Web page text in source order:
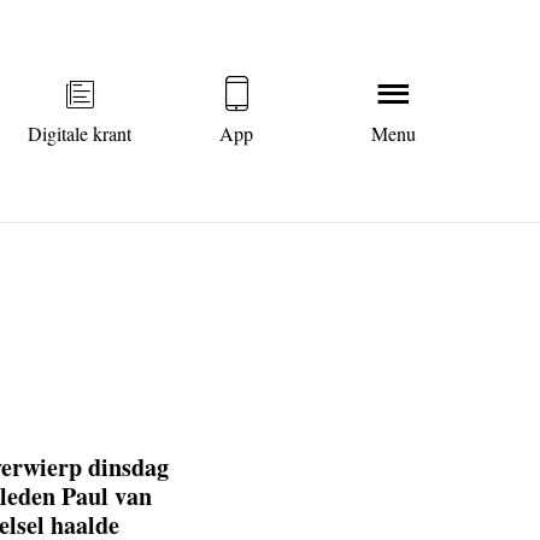
Digitale krant App Menu
dinsdag
Paul van
haalde